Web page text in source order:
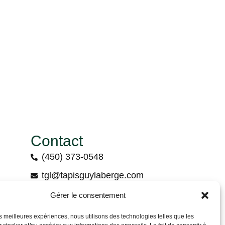
Gérer le consentement
meilleures expériences, nous utilisons des technologies telles que les
Contact
(450) 373-0548
tgl@tapisguylaberge.com
3275 Bd Monseigneur-Langlois, Salaberry-